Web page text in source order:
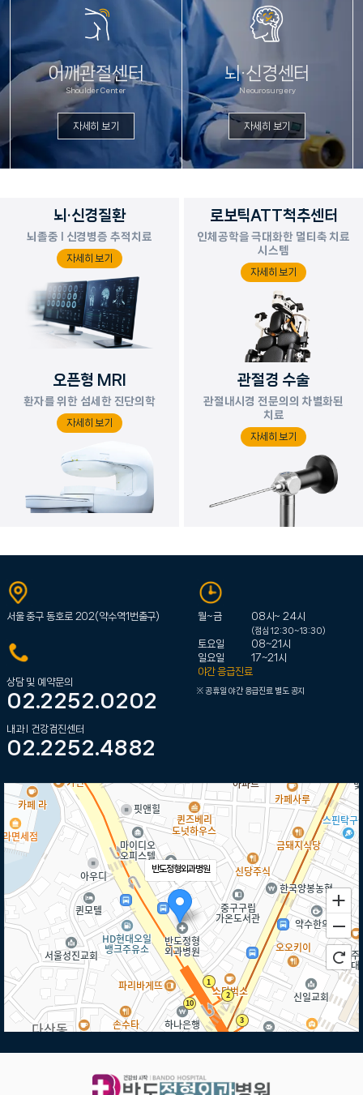
어깨관절센터
Shoulder Center
자세히 보기
뇌·신경센터
Neourosurgery
자세히 보기
뇌·신경질환
뇌졸중 l 신경병증 추적치료
자세히 보기
로보틱ATT척추센터
인체공학을 극대화한 멀티축 치료
시스템
자세히 보기
오픈형 MRI
환자를 위한 섬세한 진단의학
자세히 보기
관절경 수술
관절내시경 전문의의 차별화된
치료
자세히 보기
서울 중구 동호로 202(약수역1번출구) 월~금 08시~ 24시
(점심 12:30~13:30)
토요일
08~21시
일요일
17~21시
야간 응급진료
공휴일 야간 응급진료 별도 공지
상담 및 예약문의
02.2252.0202
내과 l 건강검진센터
02.2252.4882
반도정형외과병원
로드뷰 길찾기